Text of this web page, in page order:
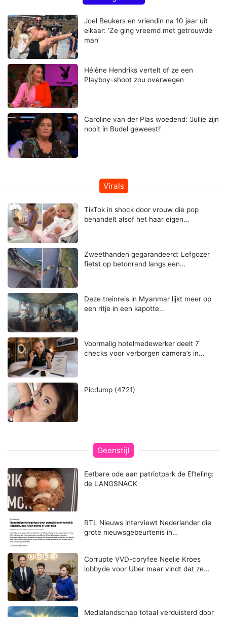
Joel Beukers en vriendin na 10 jaar uit
elkaar: ‘Ze ging vreemd met getrouwde
man’
Hélène Hendriks vertelt of ze een
Playboy-shoot zou overwegen
Caroline van der Plas woedend: 'Jullie zijn
nooit in Budel geweest!'
Virals
TikTok in shock door vrouw die pop
behandelt alsof het haar eigen…
Zweethanden gegarandeerd: Lefgozer
fietst op betonrand langs een…
Deze treinreis in Myanmar lijkt meer op
een ritje in een kapotte…
Voormalig hotelmedewerker deelt 7
checks voor verborgen camera’s in…
Picdump (4721)
Geenstijl
Eetbare ode aan patriotpark de Efteling:
de LANGSNACK
RTL Nieuws interviewt Nederlander die
grote nieuwsgebeurtenis in…
Corrupte VVD-coryfee Neelie Kroes
lobbyde voor Uber maar vindt dat ze…
Medialandschap totaal verduisterd door